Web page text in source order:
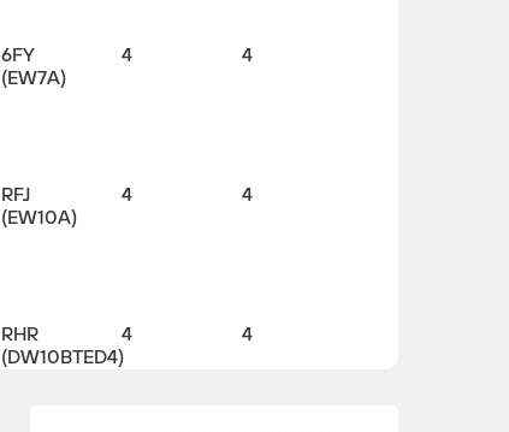
6FY
(EW7A)
4 4
RFJ
(EW10A)
4 4
RHR
(DW10BTED4)
4 4